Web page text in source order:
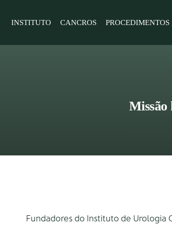
INSTITUTO CANCROS PROCEDIMENTOS
Fundadores do Instituto de Urologia